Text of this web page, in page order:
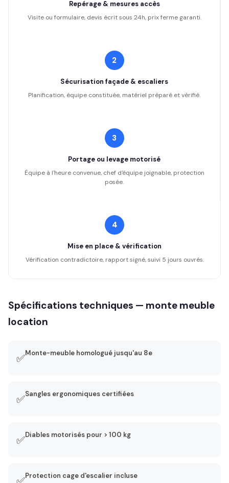
Repérage & mesures accès
Visite ou formulaire, devis écrit sous 24h, prix ferme garanti.
2
Sécurisation façade & escaliers
Planification, équipe constituée, matériel préparé et vérifié.
3
Portage ou levage motorisé
Équipe à l'heure convenue, chef d'équipe joignable, protection
posée.
4
Mise en place & vérification
Vérification contradictoire, rapport signé, suivi 5 jours ouvrés.
Spécifications techniques — monte meuble
location
✅Monte-meuble homologué jusqu'au 8e
✅Sangles ergonomiques certifiées
✅Diables motorisés pour > 100 kg
Protection cage d'escalier incluse